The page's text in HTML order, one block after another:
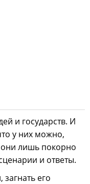
и государств. И
у них можно,
они лишь покорно
и ответы.
его